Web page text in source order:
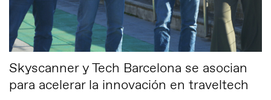
Skyscanner y Tech Barcelona se asocian
para acelerar la innovación en traveltech